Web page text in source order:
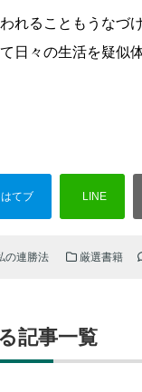
れることもうなづけ
日々の生活を疑似
の連勝法 厳選書籍
記事一覧